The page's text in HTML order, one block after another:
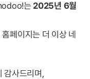
는 2025년 6월
페이지는 더 이상 네
감사드리며,